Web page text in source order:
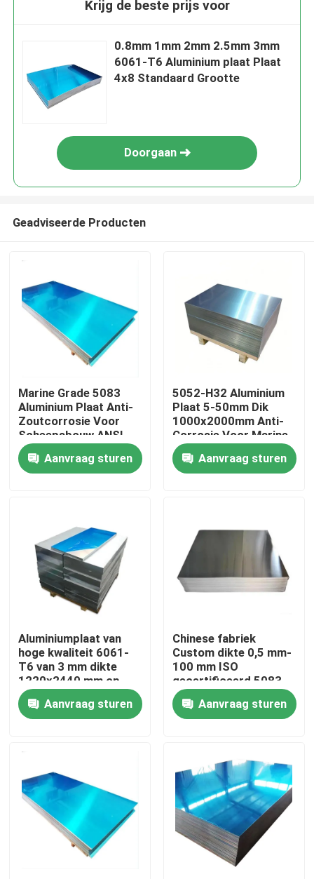
Thuis
video's
Over ons
Fabriekstocht
Kwaliteitscontrole
Nieuws
Vraag een offerte
Krijg de beste prijs voor
0.8mm 1mm 2mm 2.5mm 3mm
6061-T6 Aluminium plaat Plaat
4x8 Standaard Grootte
Doorgaan
Geadviseerde Producten
Marine Grade 5083
Aluminium Plaat Anti-
Zoutcorrosie Voor
Scheepsbouw ANSI
Gecertificeerd
Aanvraag sturen
5052-H32 Aluminium
Plaat 5-50mm Dik
1000x2000mm Anti-
Corrosie Voor Marine
Constructie
Aanvraag sturen
Aluminiumplaat van
hoge kwaliteit 6061-
T6 van 3 mm dikte
1220x2440 mm op
maat gesneden voor
industriële toepassing
in de luchtvaart
Aanvraag sturen
Chinese fabriek
Custom dikte 0,5 mm-
100 mm ISO
gecertificeerd 5083
H111 legering 1060
Pure aluminium plaat
Aanvraag sturen